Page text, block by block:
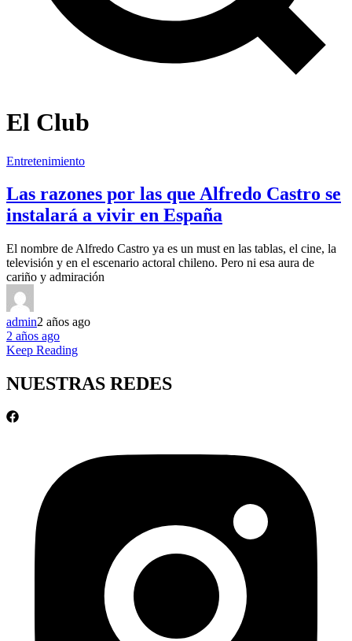
El Club
Entretenimiento
Las razones por las que Alfredo Castro se
instalará a vivir en España
El nombre de Alfredo Castro ya es un must en las tablas, el cine, la
televisión y en el escenario actoral chileno. Pero ni esa aura de
cariño y admiración
admin2 años ago
2 años ago
Keep Reading
NUESTRAS REDES